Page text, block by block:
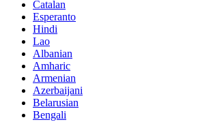
Catalan
Esperanto
Hindi
Lao
Albanian
Amharic
Armenian
Azerbaijani
Belarusian
Bengali